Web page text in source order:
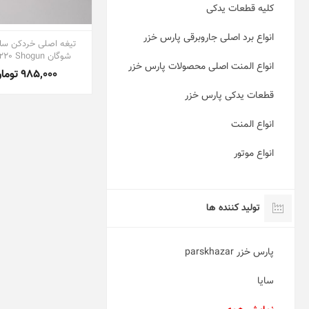
تیغه اصلی خردکن
شوگان SMC220 Shogun
985,000 تومان
کلیه قطعات یدکی
انواع برد اصلی جاروبرقی پارس خزر
انواع المنت اصلی محصولات پارس خزر
قطعات یدکی پارس خزر
انواع المنت
انواع موتور
تولید کننده ها
پارس خزر parskhazar
سایا